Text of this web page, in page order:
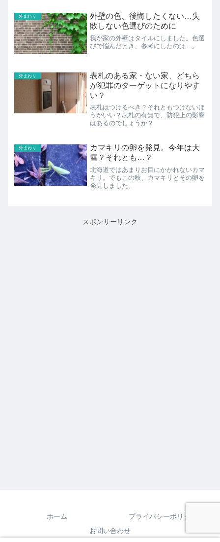
外まわり
外壁の色、後悔したくない…失
敗しない色選びのために
我が家の外壁はタイルにしました。色選
びで悩んだとき、参考にしたのは…。
外まわり
表札のある家・ない家、どちら
が犯罪のターゲットになりやす
い？
表札はつけるべき？それともつけないほ
うがいい？表札の有無で、防犯上の影響
はあるのでしょうか？
外まわり
カマキリの卵を発見。今年は大
雪？それとも…？
北海道ではあまりお目にかかれないカマ
キリ。でもこの秋、カマキリとその卵を
発見しました。
スポンサーリンク
ホーム
プライバシーポリシー
お問い合わせ